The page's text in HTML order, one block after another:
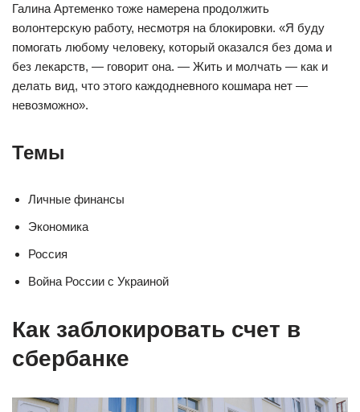
Галина Артеменко тоже намерена продолжить
волонтерскую работу, несмотря на блокировки. «Я буду
помогать любому человеку, который оказался без дома и
без лекарств, — говорит она. — Жить и молчать — как и
делать вид, что этого каждодневного кошмара нет —
невозможно».
Темы
Личные финансы
Экономика
Россия
Война России с Украиной
Как заблокировать счет в
сбербанке